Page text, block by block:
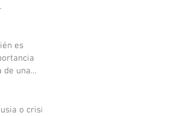
es
de una
o crisis